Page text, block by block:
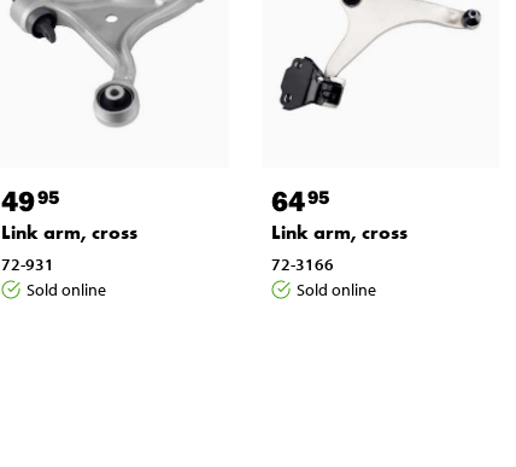
4995
Link arm, cross
72-931
Sold online
6495
Link arm, cross
72-3166
Sold online